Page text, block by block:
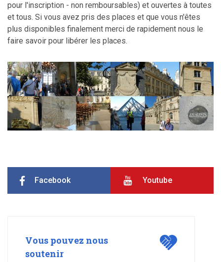
pour l'inscription - non remboursables) et ouvertes à toutes
et tous. Si vous avez pris des places et que vous n'êtes
plus disponibles finalement merci de rapidement nous le
faire savoir pour libérer les places.
Facebook Youtube
Vous pouvez nous
soutenir